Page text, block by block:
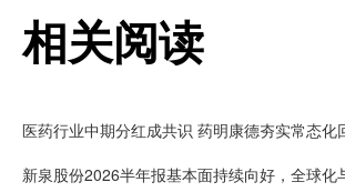
相关阅读
医药行业中期分红成共识 药明康德夯实常态化
新泉股份2026半年报基本面持续向好，全球化